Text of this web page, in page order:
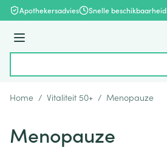
Ga naar de inhoud
Apothekersadvies Snelle beschikbaarheid
Menu
Home / Vitaliteit 50+ / Menopauze
Menopauze